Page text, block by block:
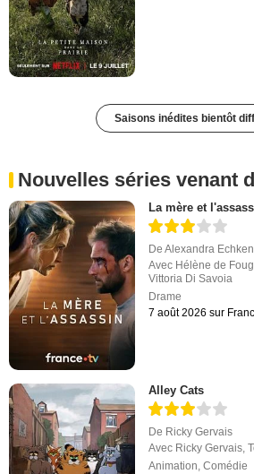
Saisons inédites bientôt
Nouvelles séries venant
La mère et
DeAlexandra
Avec Hélène de
Vittoria Di Savoia
Drame
7 août 2026 sur
Alley Cats
De Ricky Gervais
Avec Ricky Gervais ,
Animation ,Comédie